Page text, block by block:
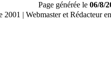
Page générée le 06/8/
| Webmaster et Rédacteur